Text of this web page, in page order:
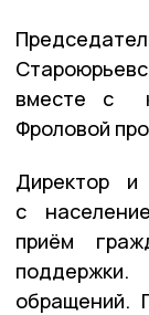
вместе с
Фроловой
Директор
с
приём
обращений.